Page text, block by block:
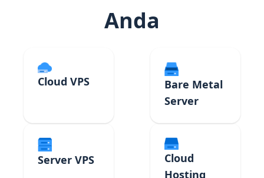
Anda
Cloud VPS
Bare Metal
Server
Server VPS
Cloud
Hosting